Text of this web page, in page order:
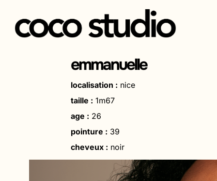
Aller
emmanuelle
localisation : nice
taille : 1m67
age : 26
pointure : 39
cheveux : noir